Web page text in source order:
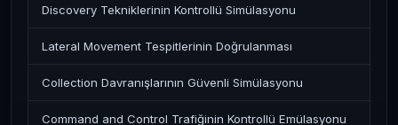
Discovery Tekniklerinin Kontrollü Simülasyonu
Lateral Movement Tespitlerinin Doğrulanması
Collection Davranışlarının Güvenli Simülasyonu
Command and Control Trafiğinin Kontrollü Emülasyonu